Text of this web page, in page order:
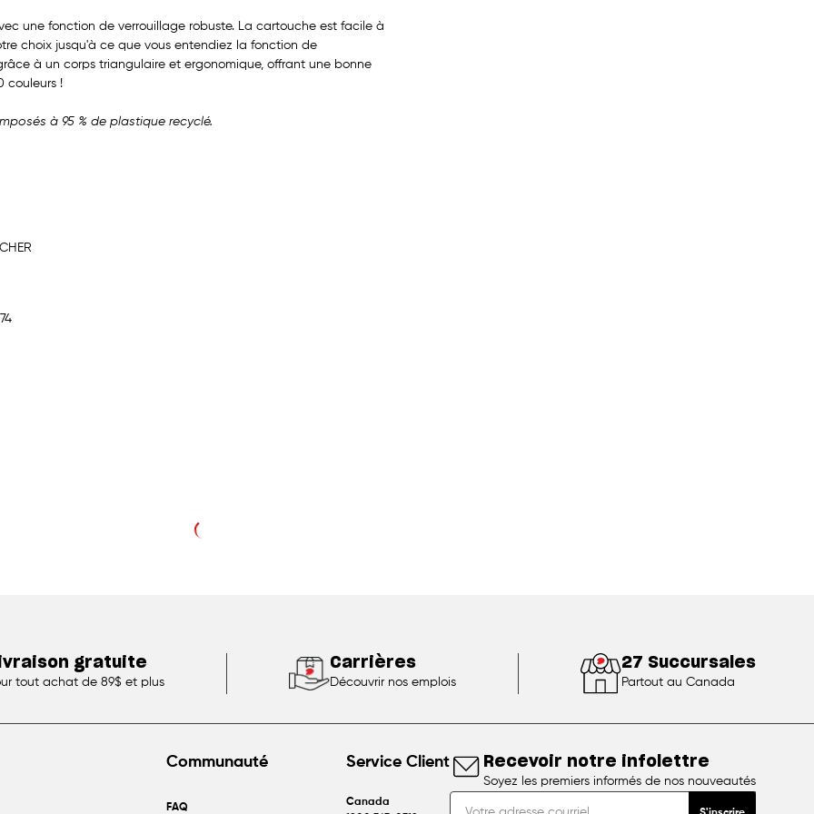
une fonction de verrouillage robuste. La cartouche est facile à
choix jusqu'à ce que vous entendiez la fonction de
à un corps triangulaire et ergonomique, offrant une bonne
couleurs !
à 95 % de plastique recyclé.
gratuite
tout achat de 89$ et plus
Carrières
Découvrir nos emplois
27 Succursales
Partout au Canada
Communauté
FAQ
Service Client
Canada
Recevoir notre infolettre
Soyez les premiers informés de nos nouveautés